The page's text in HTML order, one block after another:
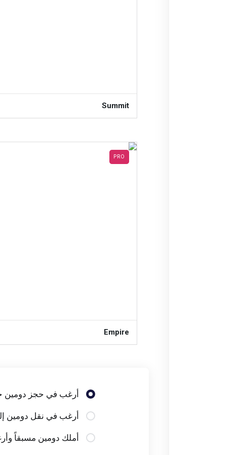
Summit
PRO
Empire
أرغب في حجز دومين
أرغب في نقل دومين
أملك دومين مسبقاً